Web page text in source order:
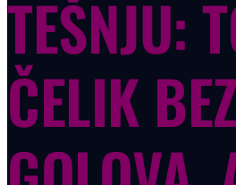
TEŠNJU:
ČELIK BEZ